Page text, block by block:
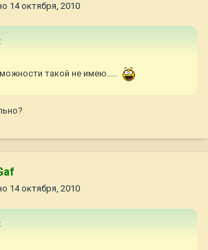
14 октября, 2010
такой не имею.....
14 октября, 2010